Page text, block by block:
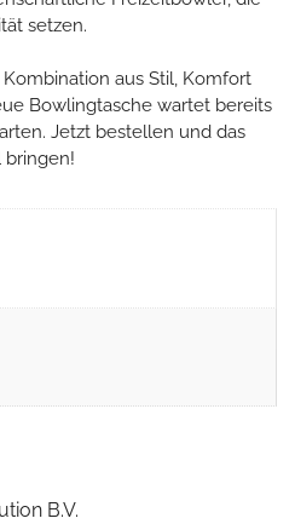
setzen.
aus Stil, Komfort
Bowlingtasche wartet bereits
Jetzt bestellen und das
bringen!
B.V.